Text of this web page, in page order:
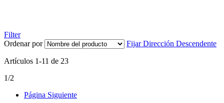
Filter
Ordenar por
Fijar Dirección Descendente
Artículos 1-11 de 23
1/2
Página Siguiente